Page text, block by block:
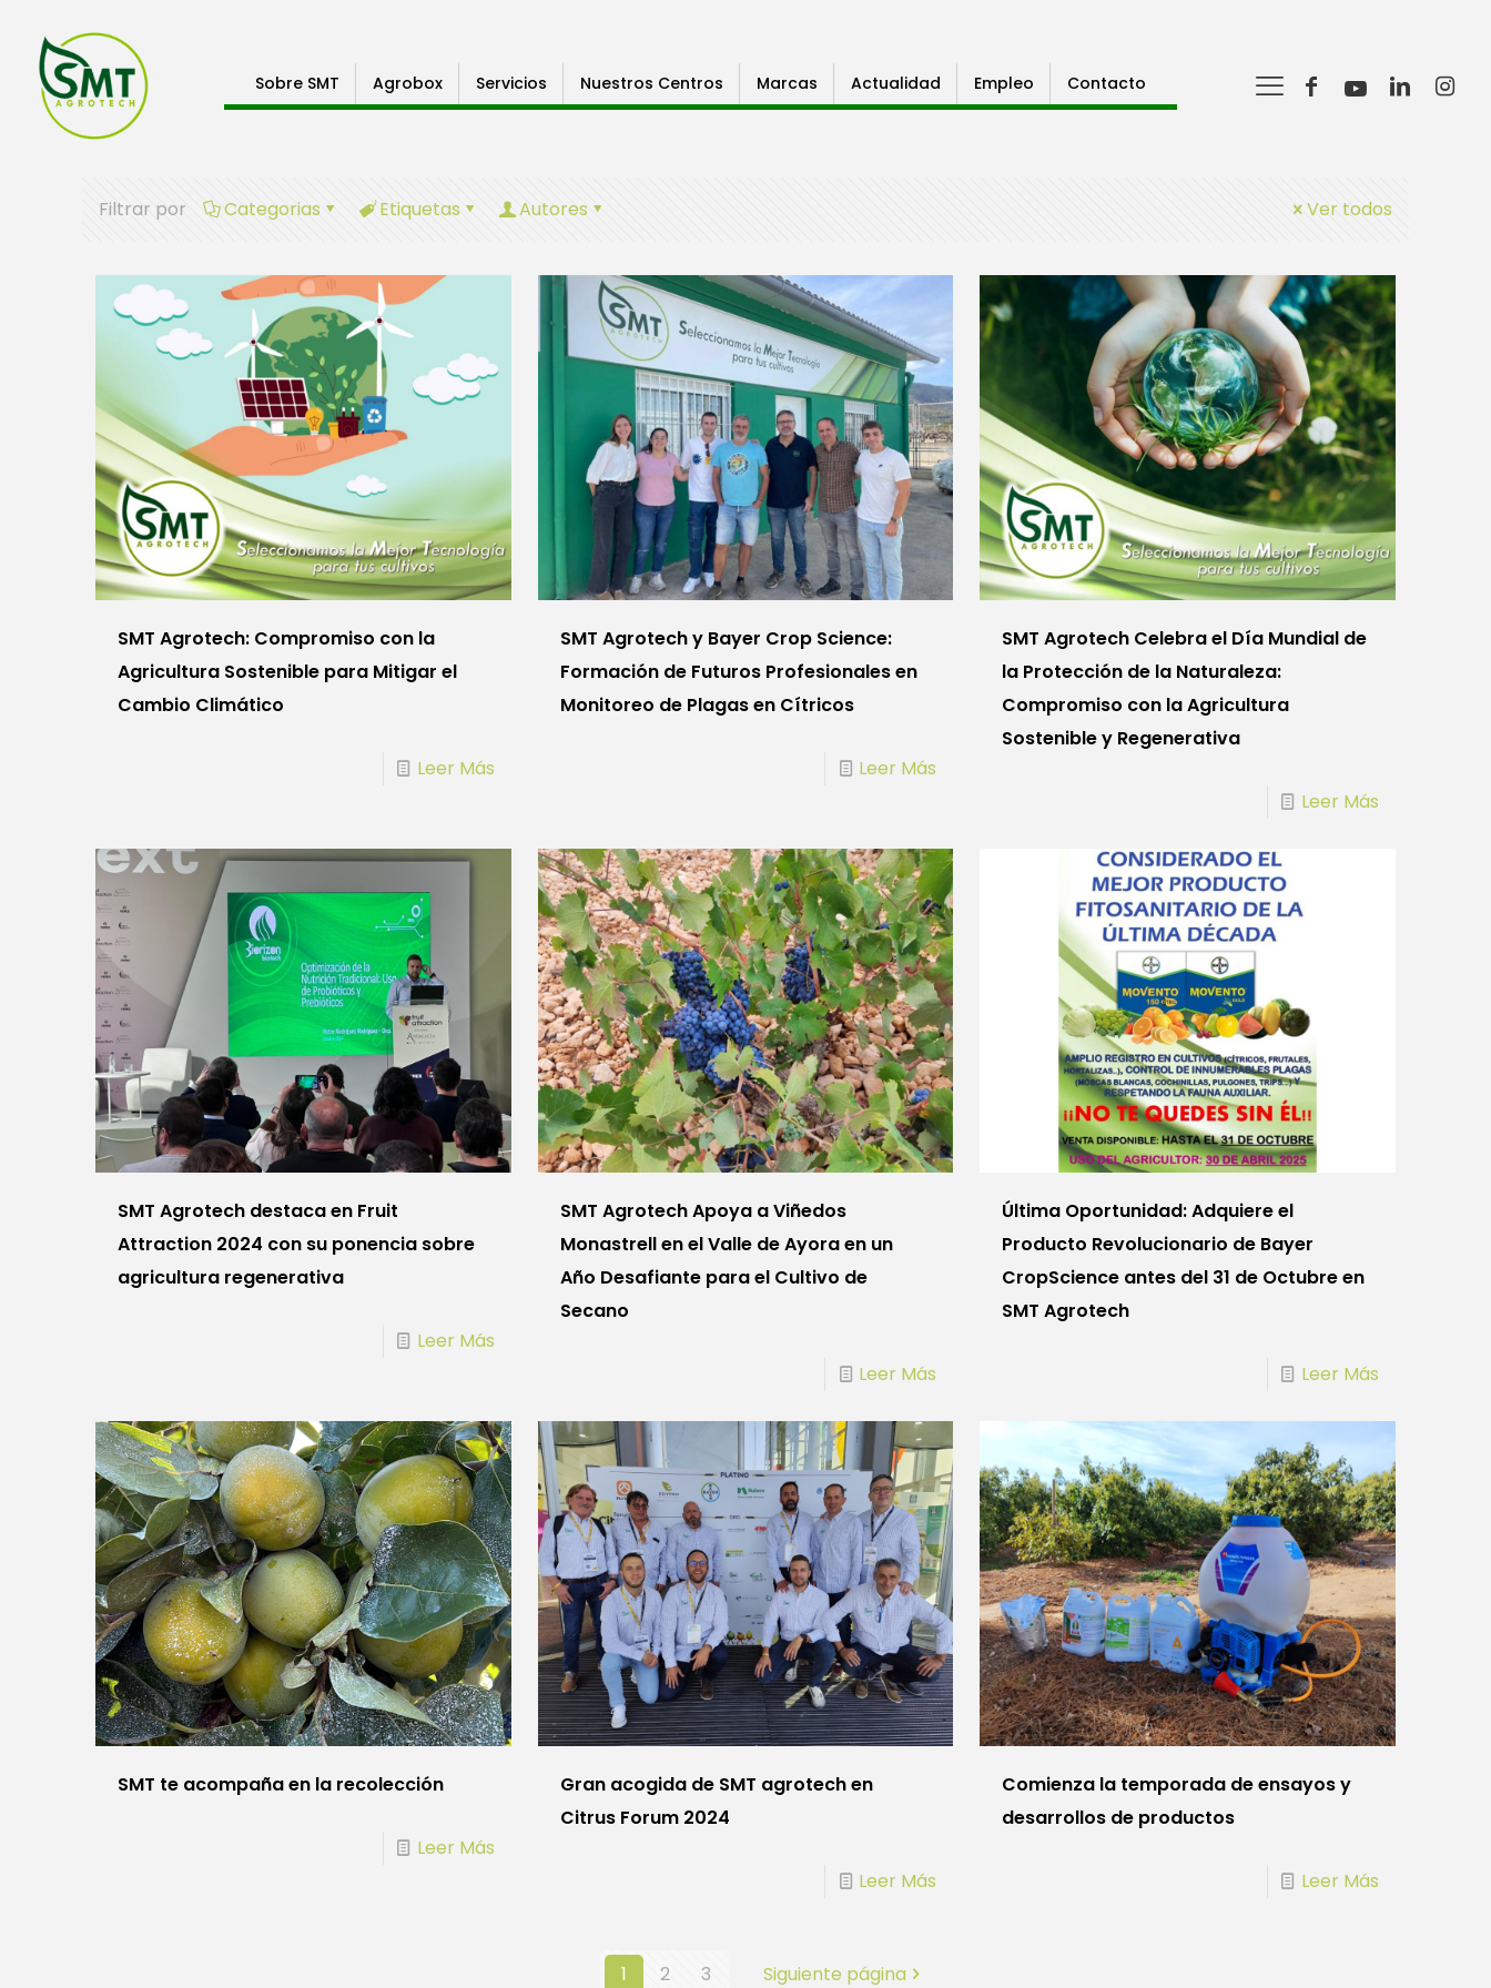
Sobre SMT Agrobox Servicios Nuestros Centros Marcas Actualidad Empleo Contacto
Filtrar por Categorias Etiquetas Autores Ver todos
SMT Agrotech: Compromiso con la
Agricultura Sostenible para Mitigar el
Cambio Climático
Leer Más
SMT Agrotech y Bayer Crop Science:
Formación de Futuros Profesionales en
Monitoreo de Plagas en Cítricos
Leer Más
SMT Agrotech Celebra el Día Mundial de
la Protección de la Naturaleza:
Compromiso con la Agricultura
Sostenible y Regenerativa
Leer Más
SMT Agrotech destaca en Fruit
Attraction 2024 con su ponencia sobre
agricultura regenerativa
Leer Más
SMT Agrotech Apoya a Viñedos
Monastrell en el Valle de Ayora en un
Año Desafiante para el Cultivo de
Secano
Leer Más
Última Oportunidad: Adquiere el
Producto Revolucionario de Bayer
CropScience antes del 31 de Octubre en
SMT Agrotech
Leer Más
SMT te acompaña en la recolección
Leer Más
Gran acogida de SMT agrotech en
Citrus Forum 2024
Leer Más
Comienza la temporada de ensayos y
desarrollos de productos
Leer Más
1 2 3 Siguiente página